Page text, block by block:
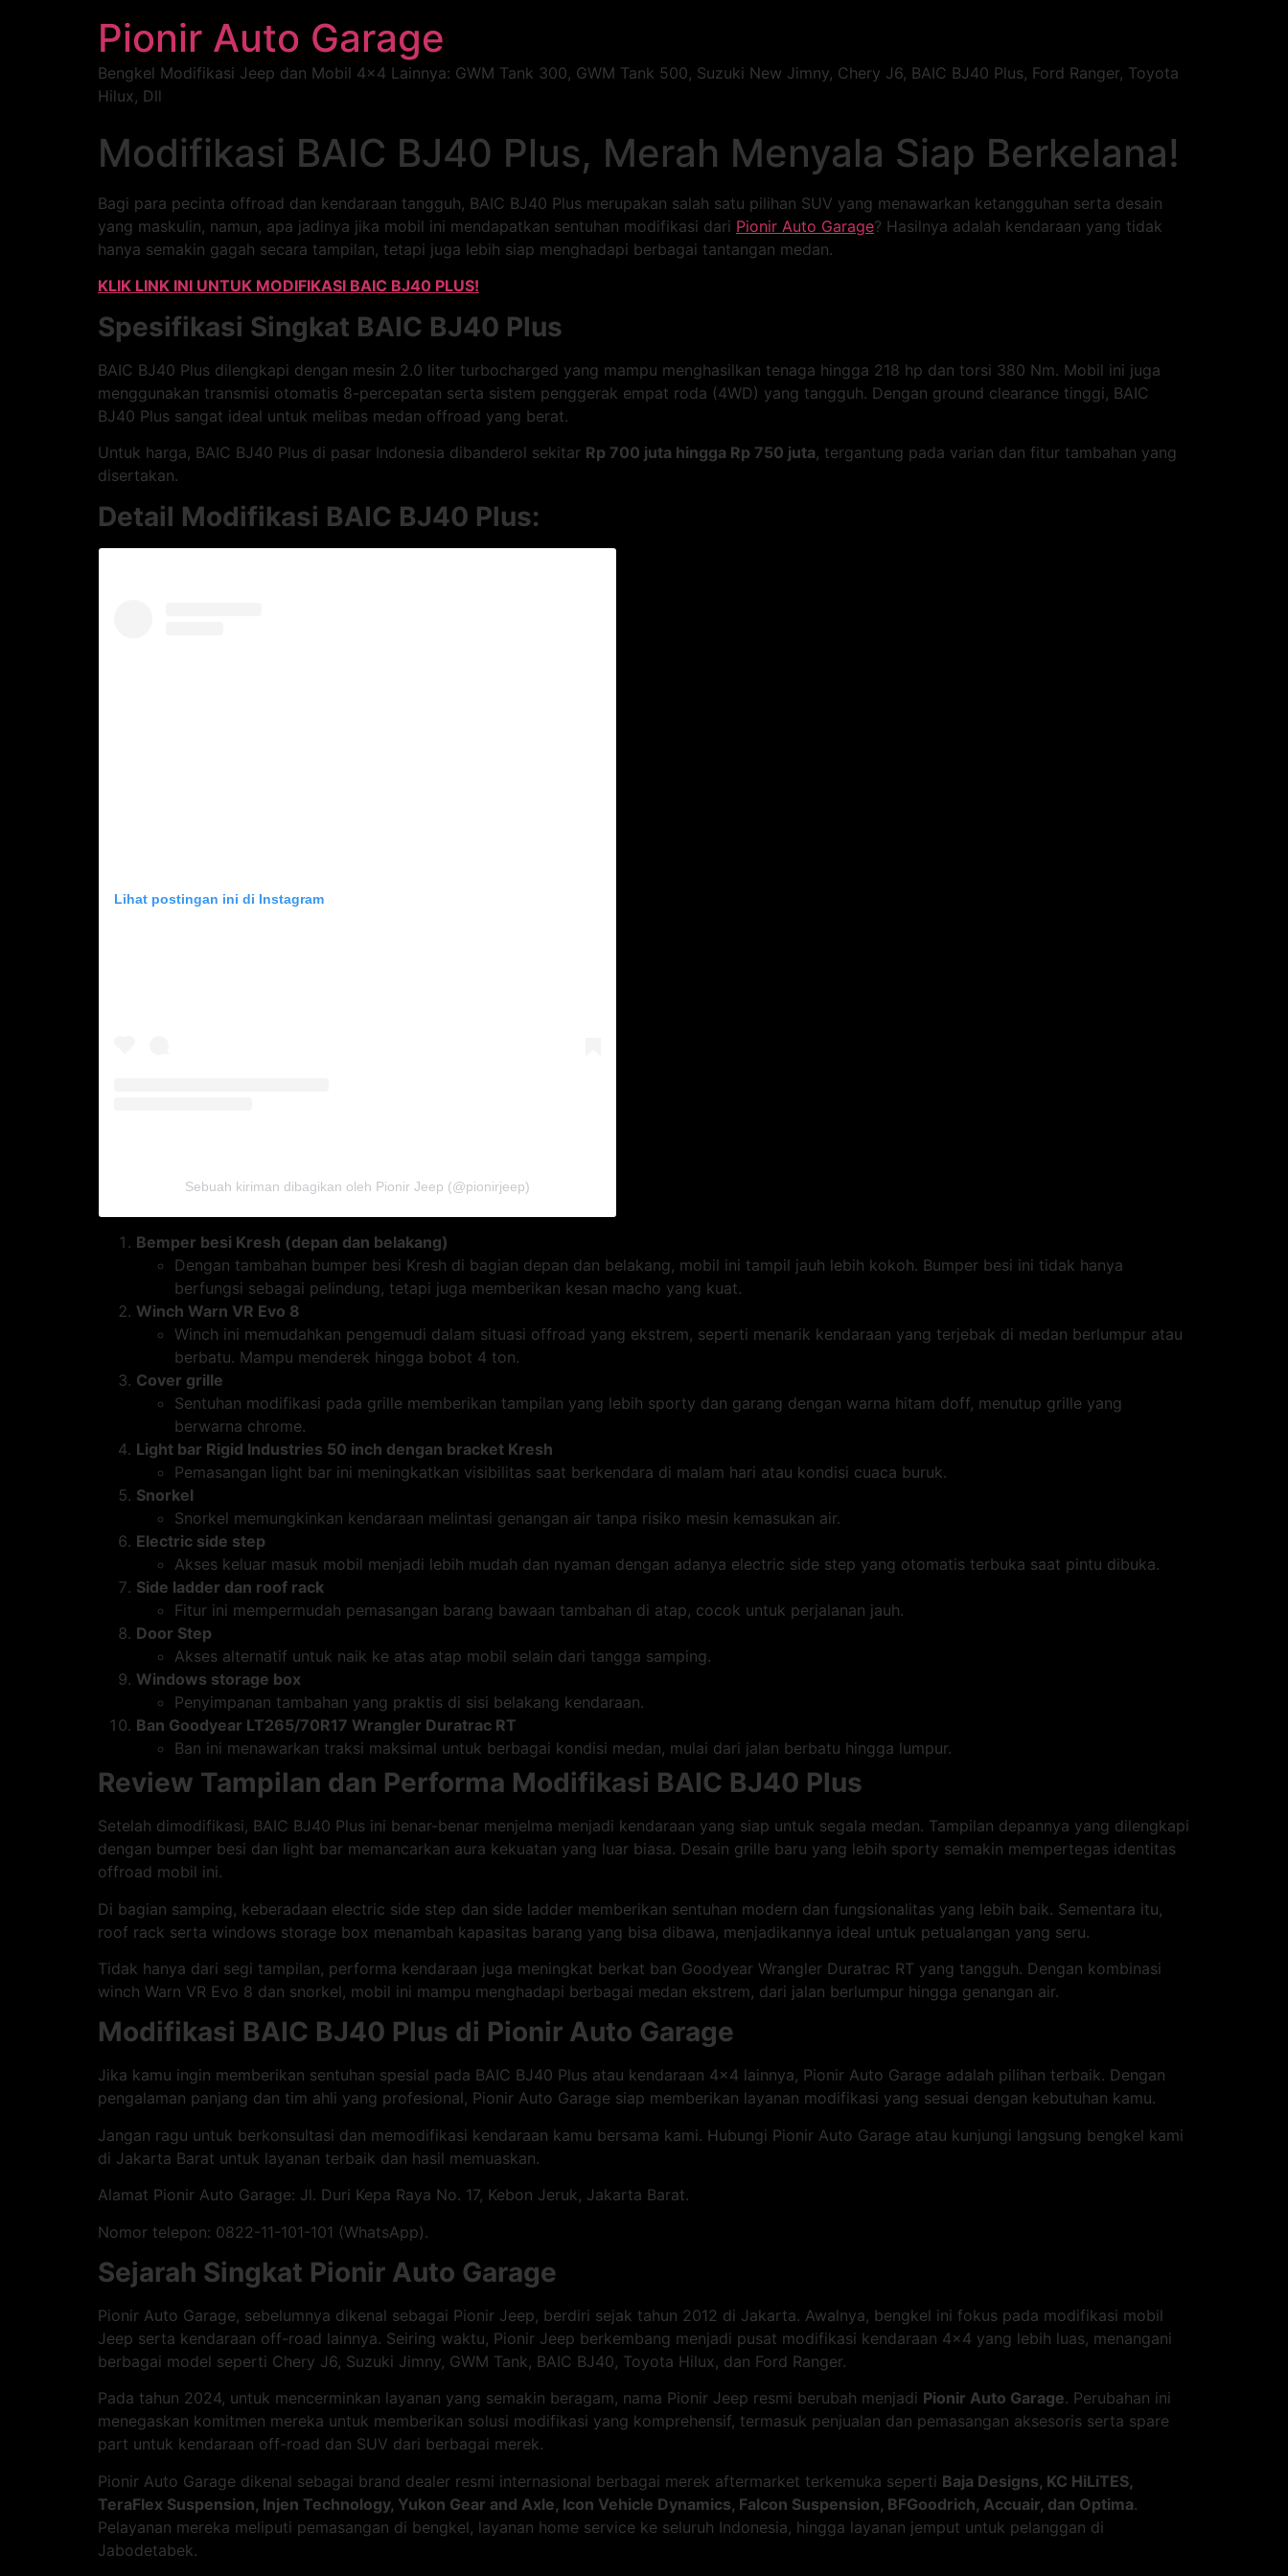
Pionir Auto Garage
Bengkel Modifikasi Jeep dan Mobil 4×4 Lainnya: GWM Tank 300, GWM Tank 500, Suzuki New Jimny, Chery J6, BAIC BJ40 Plus, Ford Ranger, Toyota
Hilux, Dll
Modifikasi BAIC BJ40 Plus, Merah Menyala Siap Berkelana!
Bagi para pecinta offroad dan kendaraan tangguh, BAIC BJ40 Plus merupakan salah satu pilihan SUV yang menawarkan ketangguhan serta desain
yang maskulin, namun, apa jadinya jika mobil ini mendapatkan sentuhan modifikasi dari Pionir Auto Garage? Hasilnya adalah kendaraan yang tidak
hanya semakin gagah secara tampilan, tetapi juga lebih siap menghadapi berbagai tantangan medan.
KLIK LINK INI UNTUK MODIFIKASI BAIC BJ40 PLUS!
Spesifikasi Singkat BAIC BJ40 Plus
BAIC BJ40 Plus dilengkapi dengan mesin 2.0 liter turbocharged yang mampu menghasilkan tenaga hingga 218 hp dan torsi 380 Nm. Mobil ini juga
menggunakan transmisi otomatis 8-percepatan serta sistem penggerak empat roda (4WD) yang tangguh. Dengan ground clearance tinggi, BAIC
BJ40 Plus sangat ideal untuk melibas medan offroad yang berat.
Untuk harga, BAIC BJ40 Plus di pasar Indonesia dibanderol sekitar Rp 700 juta hingga Rp 750 juta, tergantung pada varian dan fitur tambahan yang
disertakan.
Detail Modifikasi BAIC BJ40 Plus:
Lihat postingan ini di Instagram
Sebuah kiriman dibagikan oleh Pionir Jeep (@pionirjeep)
Bemper besi Kresh (depan dan belakang)
Dengan tambahan bumper besi Kresh di bagian depan dan belakang, mobil ini tampil jauh lebih kokoh. Bumper besi ini tidak hanya
berfungsi sebagai pelindung, tetapi juga memberikan kesan macho yang kuat.
Winch Warn VR Evo 8
Winch ini memudahkan pengemudi dalam situasi offroad yang ekstrem, seperti menarik kendaraan yang terjebak di medan berlumpur atau
berbatu. Mampu menderek hingga bobot 4 ton.
Cover grille
Sentuhan modifikasi pada grille memberikan tampilan yang lebih sporty dan garang dengan warna hitam doff, menutup grille yang
berwarna chrome.
Light bar Rigid Industries 50 inch dengan bracket Kresh
Pemasangan light bar ini meningkatkan visibilitas saat berkendara di malam hari atau kondisi cuaca buruk.
Snorkel
Snorkel memungkinkan kendaraan melintasi genangan air tanpa risiko mesin kemasukan air.
Electric side step
Akses keluar masuk mobil menjadi lebih mudah dan nyaman dengan adanya electric side step yang otomatis terbuka saat pintu dibuka.
Side ladder dan roof rack
Fitur ini mempermudah pemasangan barang bawaan tambahan di atap, cocok untuk perjalanan jauh.
Door Step
Akses alternatif untuk naik ke atas atap mobil selain dari tangga samping.
Windows storage box
Penyimpanan tambahan yang praktis di sisi belakang kendaraan.
Ban Goodyear LT265/70R17 Wrangler Duratrac RT
Ban ini menawarkan traksi maksimal untuk berbagai kondisi medan, mulai dari jalan berbatu hingga lumpur.
Review Tampilan dan Performa Modifikasi BAIC BJ40 Plus
Setelah dimodifikasi, BAIC BJ40 Plus ini benar-benar menjelma menjadi kendaraan yang siap untuk segala medan. Tampilan depannya yang dilengkapi
dengan bumper besi dan light bar memancarkan aura kekuatan yang luar biasa. Desain grille baru yang lebih sporty semakin mempertegas identitas
offroad mobil ini.
Di bagian samping, keberadaan electric side step dan side ladder memberikan sentuhan modern dan fungsionalitas yang lebih baik. Sementara itu,
roof rack serta windows storage box menambah kapasitas barang yang bisa dibawa, menjadikannya ideal untuk petualangan yang seru.
Tidak hanya dari segi tampilan, performa kendaraan juga meningkat berkat ban Goodyear Wrangler Duratrac RT yang tangguh. Dengan kombinasi
winch Warn VR Evo 8 dan snorkel, mobil ini mampu menghadapi berbagai medan ekstrem, dari jalan berlumpur hingga genangan air.
Modifikasi BAIC BJ40 Plus di Pionir Auto Garage
Jika kamu ingin memberikan sentuhan spesial pada BAIC BJ40 Plus atau kendaraan 4×4 lainnya, Pionir Auto Garage adalah pilihan terbaik. Dengan
pengalaman panjang dan tim ahli yang profesional, Pionir Auto Garage siap memberikan layanan modifikasi yang sesuai dengan kebutuhan kamu.
Jangan ragu untuk berkonsultasi dan memodifikasi kendaraan kamu bersama kami. Hubungi Pionir Auto Garage atau kunjungi langsung bengkel kami
di Jakarta Barat untuk layanan terbaik dan hasil memuaskan.
Alamat Pionir Auto Garage: Jl. Duri Kepa Raya No. 17, Kebon Jeruk, Jakarta Barat.
Nomor telepon: 0822-11-101-101 (WhatsApp).
Sejarah Singkat Pionir Auto Garage
Pionir Auto Garage, sebelumnya dikenal sebagai Pionir Jeep, berdiri sejak tahun 2012 di Jakarta. Awalnya, bengkel ini fokus pada modifikasi mobil
Jeep serta kendaraan off-road lainnya. Seiring waktu, Pionir Jeep berkembang menjadi pusat modifikasi kendaraan 4×4 yang lebih luas, menangani
berbagai model seperti Chery J6, Suzuki Jimny, GWM Tank, BAIC BJ40, Toyota Hilux, dan Ford Ranger.
Pada tahun 2024, untuk mencerminkan layanan yang semakin beragam, nama Pionir Jeep resmi berubah menjadi Pionir Auto Garage. Perubahan ini
menegaskan komitmen mereka untuk memberikan solusi modifikasi yang komprehensif, termasuk penjualan dan pemasangan aksesoris serta spare
part untuk kendaraan off-road dan SUV dari berbagai merek.
Pionir Auto Garage dikenal sebagai brand dealer resmi internasional berbagai merek aftermarket terkemuka seperti Baja Designs, KC HiLiTES,
TeraFlex Suspension, Injen Technology, Yukon Gear and Axle, Icon Vehicle Dynamics, Falcon Suspension, BFGoodrich, Accuair, dan Optima.
Pelayanan mereka meliputi pemasangan di bengkel, layanan home service ke seluruh Indonesia, hingga layanan jemput untuk pelanggan di
Jabodetabek.